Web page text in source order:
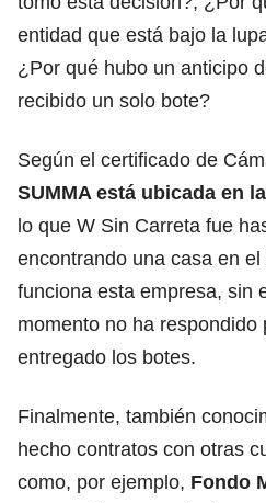
entidad que está bajo la
¿Por qué hubo un anticipo
recibido un solo bote?
Según el certificado de
SUMMA está ubicada en
lo que W Sin Carreta fue
encontrando una casa en el
funciona esta empresa, sin
momento no ha respondido
entregado los botes.
Finalmente, también
hecho contratos con otras
como, por ejemplo, Fondo